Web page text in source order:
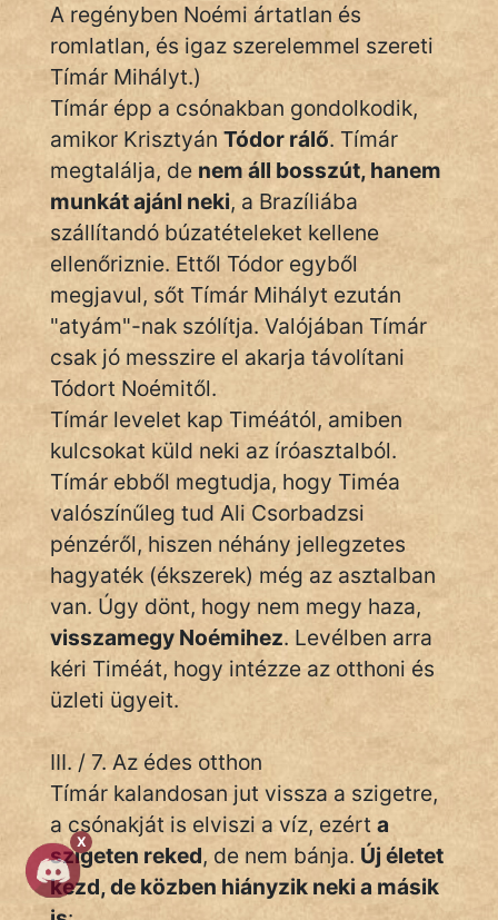
X
A regényben Noémi ártatlan és
romlatlan, és igaz szerelemmel szereti
Tímár Mihályt.)
Tímár épp a csónakban gondolkodik,
amikor Krisztyán Tódor rálő. Tímár
megtalálja, de nem áll bosszút, hanem
munkát ajánl neki, a Brazíliába
szállítandó búzatételeket kellene
ellenőriznie. Ettől Tódor egyből
megjavul, sőt Tímár Mihályt ezután
"atyám"-nak szólítja. Valójában Tímár
csak jó messzire el akarja távolítani
Tódort Noémitől.
Tímár levelet kap Timéától, amiben
kulcsokat küld neki az íróasztalból.
Tímár ebből megtudja, hogy Timéa
valószínűleg tud Ali Csorbadzsi
pénzéről, hiszen néhány jellegzetes
hagyaték (ékszerek) még az asztalban
van. Úgy dönt, hogy nem megy haza,
visszamegy Noémihez. Levélben arra
kéri Timéát, hogy intézze az otthoni és
üzleti ügyeit.
III. / 7. Az édes otthon
Tímár kalandosan jut vissza a szigetre,
a csónakját is elviszi a víz, ezért a
szigeten reked, de nem bánja. Új életet
kezd, de közben hiányzik neki a másik